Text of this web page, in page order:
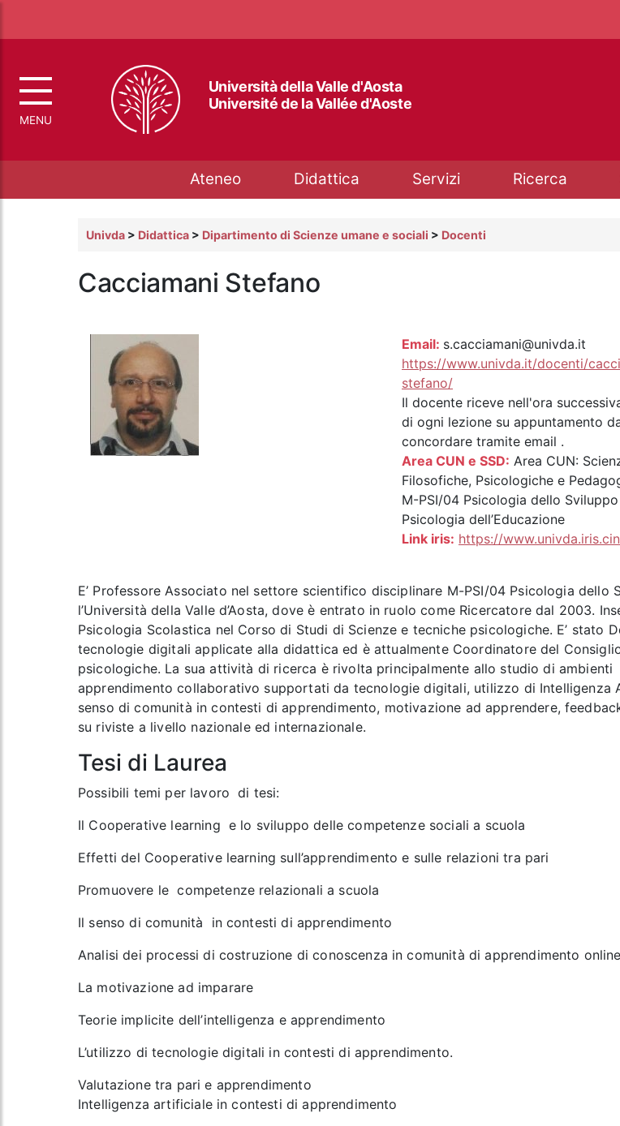
Università della Valle d'Aosta
Université de la Vallée d'Aoste
Ateneo Didattica Servizi Ricerca
Univda > Didattica > Dipartimento di Scienze umane e sociali > Docenti
Cacciamani Stefano
Email: s.cacciamani@univda.it
https://www.univda.it/docenti/
stefano/
Il docente riceve nell'ora
di ogni lezione su appuntamento
concordare tramite email .
Area CUN e SSD: Area CUN:
Filosofiche, Psicologiche e
M-PSI/04 Psicologia dello
Psicologia dell’Educazione
Link iris: https://
E’ Professore Associato nel settore scientifico disciplinare M-PSI/04 Psicologia dello
l’Università della Valle d’Aosta, dove è entrato in ruolo come Ricercatore dal 2003.
Psicologia Scolastica nel Corso di Studi di Scienze e tecniche psicologiche. E’ stato
tecnologie digitali applicate alla didattica ed è attualmente Coordinatore del
psicologiche. La sua attività di ricerca è rivolta principalmente allo studio di
apprendimento collaborativo supportati da tecnologie digitali, utilizzo di
senso di comunità in contesti di apprendimento, motivazione ad apprendere,
su riviste a livello nazionale ed internazionale.
Tesi di Laurea
Possibili temi per lavoro di tesi:
Il Cooperative learning e lo sviluppo delle competenze sociali a scuola
Effetti del Cooperative learning sull’apprendimento e sulle relazioni tra pari
Promuovere le competenze relazionali a scuola
Il senso di comunità in contesti di apprendimento
Analisi dei processi di costruzione di conoscenza in comunità di apprendimento online
La motivazione ad imparare
Teorie implicite dell’intelligenza e apprendimento
L’utilizzo di tecnologie digitali in contesti di apprendimento.
Valutazione tra pari e apprendimento
Intelligenza artificiale in contesti di apprendimento